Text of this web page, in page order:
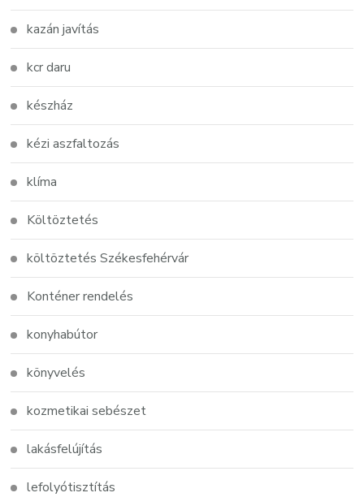
kazán javítás
kcr daru
készház
kézi aszfaltozás
klíma
Költöztetés
költöztetés Székesfehérvár
Konténer rendelés
konyhabútor
könyvelés
kozmetikai sebészet
lakásfelújítás
lefolyótisztítás